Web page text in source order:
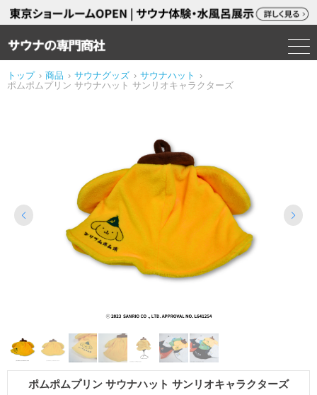
トップ › 商品 › サウナグッズ › サウナハット
›
ポムポムプリン サウナハット サンリオキャラクターズ
ポムポムプリン サウナハット サンリオキャラクターズ